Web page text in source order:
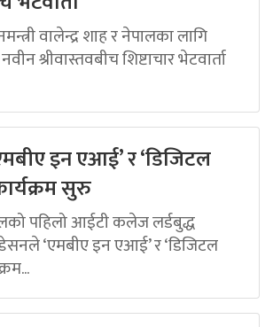
वालेन्द्र शाह र नेपालका लागि
श्रीवास्तवबीच शिष्टाचार भेटवार्ता
इन एआई’ र ‘डिजिटल
सुरु
पहिलो आईटी कलेज लर्डबुद्ध
‘एमबीए इन एआई’ र ‘डिजिटल